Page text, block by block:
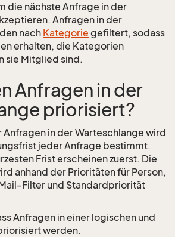
die nächste Anfrage in der
Anfragen in der
nach Kategorie gefiltert, sodass
erhalten, die Kategorien
sie Mitglied sind.
Anfragen in der
priorisiert?
Anfragen in der Warteschlange wird
jeder Anfrage bestimmt.
Frist erscheinen zuerst. Die
anhand der Prioritäten für Person,
Filter und Standardpriorität
Anfragen in einer logischen und
werden.